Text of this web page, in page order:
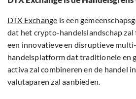
DTX Exchange is een
dat het crypto-handelslandschap
een innovatieve en disruptieve
handelsplatform dat traditionele en
activa zal combineren en de handel
valutaparen zal aanbieden.